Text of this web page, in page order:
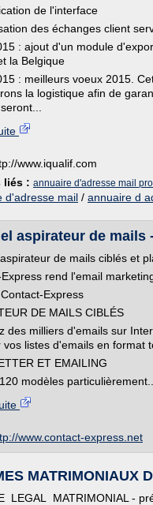
de l'interface
des échanges client
: ajout d'un module
la Belgique
: meilleurs voeux 2015.
la logistique afin de
www.iqualif.com
liés : annuaire d'adresse mail
d'adresse mail / annuaire d
aspirateur de mails
de mails ciblés et
rend l'email
Express
DE MAILS CIBLÉS
des milliers d'emails sur
vos listes d'emails en format
ET EMAILING
modèles particulièrement...
www.contact-express.net
MATRIMONIAUX
LEGAL MATRIMONIAL -